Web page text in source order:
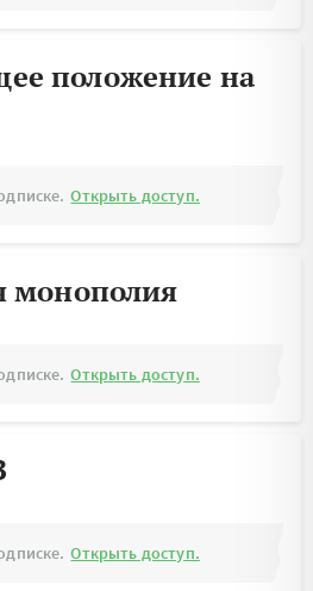
положение на
Открыть доступ.
монополия
Открыть доступ.
Открыть доступ.